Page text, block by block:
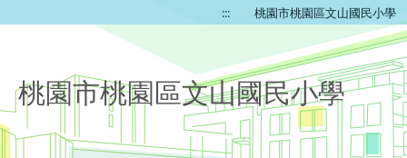
::: 桃園市桃園區文山國民小學
桃園市桃園區文山國民小學